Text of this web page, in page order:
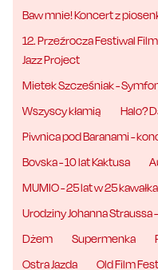
Baw mnie! Koncert z
12. Przeźrocza Festiwal
Jazz Project
Mietek Szcześniak -
Wszyscy kłamią
Halo?
Piwnica pod Baranami -
Bovska - 10 lat Kaktusa
MUMIO - 25 lat w 25
Urodziny Johanna Straussa
Dżem
Supermenka
Ostra Jazda
Old Film